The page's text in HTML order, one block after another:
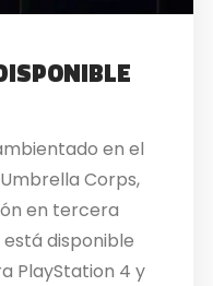
en el
Corps,
en tercera
disponible
PlayStation 4 y